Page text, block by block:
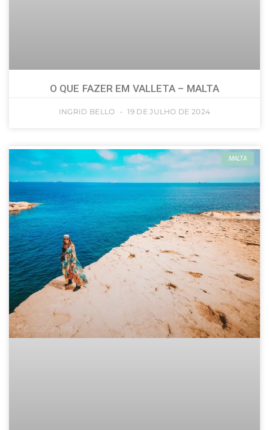
O QUE FAZER EM VALLETA – MALTA
INGRID BELLO 19 DE JULHO DE 2024
MALTA